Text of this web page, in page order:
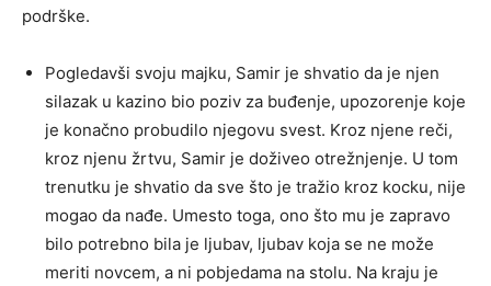
podrške.
Pogledavši svoju majku, Samir je shvatio da je njen
silazak u kazino bio poziv za buđenje, upozorenje koje
je konačno probudilo njegovu svest. Kroz njene reči,
kroz njenu žrtvu, Samir je doživeo otrežnjenje. U tom
trenutku je shvatio da sve što je tražio kroz kocku, nije
mogao da nađe. Umesto toga, ono što mu je zapravo
bilo potrebno bila je ljubav, ljubav koja se ne može
meriti novcem, a ni pobjedama na stolu. Na kraju je